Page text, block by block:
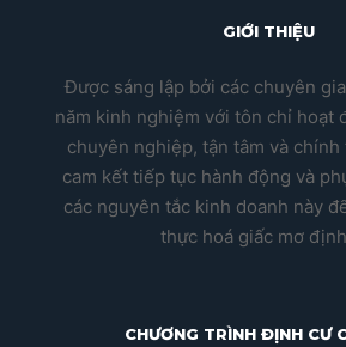
GIỚI THIỆU
Được sáng lập bởi các chuyên
năm kinh nghiệm với tôn chỉ hoạt
chuyên nghiệp, tận tâm và
cam kết tiếp tục hành động và
các nguyên tắc kinh doanh này
thực hoá giấc mơ
CHƯƠNG TRÌNH ĐỊNH CƯ